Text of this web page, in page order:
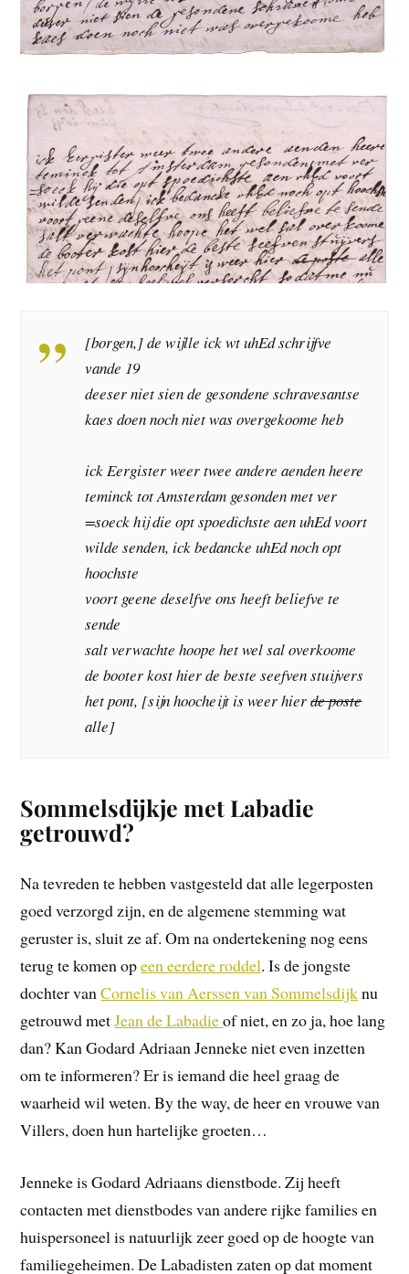
[borgen,] de wijlle ick wt uhEd schrijfve
vande 19
deeser niet sien de gesondene schravesantse
kaes doen noch niet was overgekoome heb
ick Eergister weer twee andere aenden heere
teminck tot Amsterdam gesonden met ver
=soeck hij die opt spoedichste aen uhEd voort
wilde senden, ick bedancke uhEd noch opt
hoochste
voort geene deselfve ons heeft beliefve te
sende
salt verwachte hoope het wel sal overkoome
de booter kost hier de beste seefven stuijvers
het pont, [sijn hoocheijt is weer hierde poste
alle]
Sommelsdijkje met Labadie
getrouwd?
Na tevreden te hebben vastgesteld dat alle legerposten
goed verzorgd zijn, en de algemene stemming wat
geruster is, sluit ze af. Om na ondertekening nog eens
terug te komen opeen eerdere roddel. Is de jongste
dochter vanCornelis van Aerssen van Sommelsdijknu
getrouwd metJean de Labadieof niet, en zo ja, hoe lang
dan? Kan Godard Adriaan Jenneke niet even inzetten
om te informeren? Er is iemand die heel graag de
waarheid wil weten. By the way, de heer en vrouwe van
Villers, doen hun hartelijke groeten…
Jenneke is Godard Adriaans dienstbode. Zij heeft
contacten met dienstbodes van andere rijke families en
huispersoneel is natuurlijk zeer goed op de hoogte van
familiegeheimen. De Labadisten zaten op dat moment